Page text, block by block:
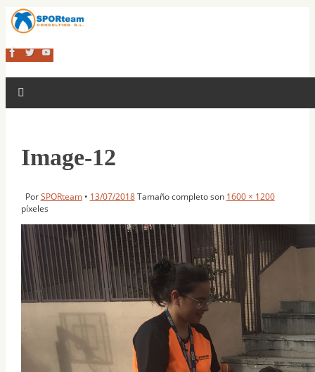
Image-12
PorSPORteam • 13/07/2018 Tamaño completo son 1600 × 1200
píxeles